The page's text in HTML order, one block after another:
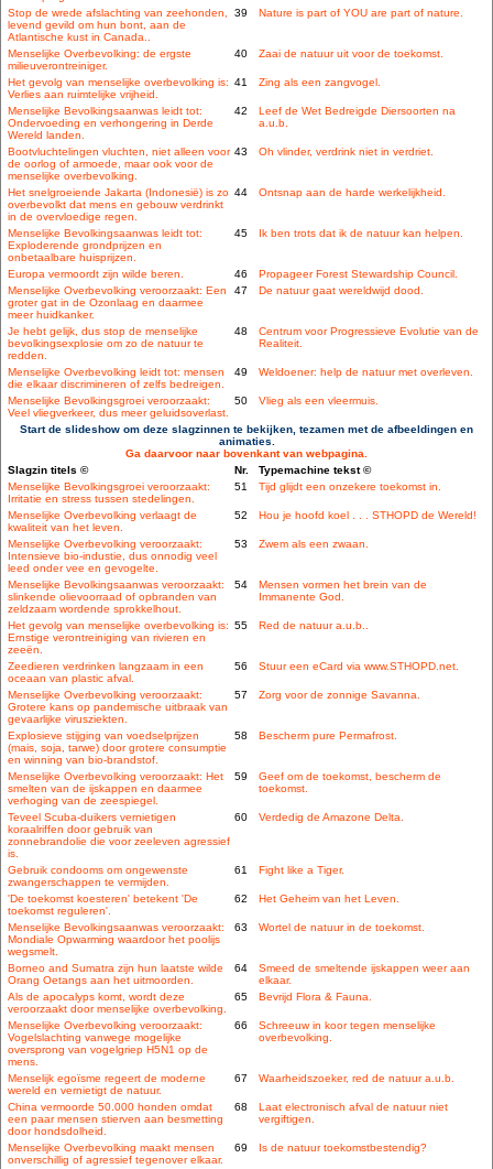
Stop de wrede afslachting van zeehonden,
levend gevild om hun bont, aan de
Atlantische kust in Canada..
39 Nature is part of YOU are part of nature.
Menselijke Overbevolking: de ergste
milieuverontreiniger.
40 Zaai de natuur uit voor de toekomst.
Het gevolg van menselijke overbevolking is:
Verlies aan ruimtelijke vrijheid.
41 Zing als een zangvogel.
Menselijke Bevolkingsaanwas leidt tot:
Ondervoeding en verhongering in Derde
Wereld landen.
42
Leef de Wet Bedreigde Diersoorten na
a.u.b.
Bootvluchtelingen vluchten, niet alleen voor
de oorlog of armoede, maar ook voor de
menselijke overbevolking.
43 Oh vlinder, verdrink niet in verdriet.
Het snelgroeiende Jakarta (Indonesië) is zo
overbevolkt dat mens en gebouw verdrinkt
in de overvloedige regen.
44 Ontsnap aan de harde werkelijkheid.
Menselijke Bevolkingsaanwas leidt tot:
Exploderende grondprijzen en
onbetaalbare huisprijzen.
45 Ik ben trots dat ik de natuur kan helpen.
Europa vermoordt zijn wilde beren. 46
Propageer Forest Stewardship Council.
Menselijke Overbevolking veroorzaakt: Een
groter gat in de Ozonlaag en daarmee
meer huidkanker.
47 De natuur gaat wereldwijd dood.
Je hebt gelijk, dus stop de menselijke
bevolkingsexplosie om zo de natuur te
redden.
48
Centrum voor Progressieve Evolutie van de
Realiteit.
Menselijke Overbevolking leidt tot: mensen
die elkaar discrimineren of zelfs bedreigen.
49 Weldoener: help de natuur met overleven.
Menselijke Bevolkingsgroei veroorzaakt:
Veel vliegverkeer, dus meer geluidsoverlast.
50 Vlieg als een vleermuis.
Start de slideshow om deze slagzinnen te bekijken, tezamen met de afbeeldingen en
animaties.
Ga daarvoor naar bovenkant van webpagina.
Slagzin titels ©
Nr.
Typemachine tekst ©
Menselijke Bevolkingsgroei veroorzaakt:
Irritatie en stress tussen stedelingen.
51 Tijd glijdt een onzekere toekomst in.
Menselijke Overbevolking verlaagt de
kwaliteit van het leven.
52 Hou je hoofd koel . . . STHOPD de Wereld!
Menselijke Overbevolking veroorzaakt:
Intensieve bio-industie, dus onnodig veel
leed onder vee en gevogelte.
53 Zwem als een zwaan.
Menselijke Bevolkingsaanwas veroorzaakt:
slinkende olievoorraad of opbranden van
zeldzaam wordende sprokkelhout.
54
Mensen vormen het brein van de
Immanente God.
Het gevolg van menselijke overbevolking is:
Ernstige verontreiniging van rivieren en
zeeën.
55 Red de natuur a.u.b..
Zeedieren verdrinken langzaam in een
oceaan van plastic afval.
56 Stuur een eCard via www.STHOPD.net.
Menselijke Overbevolking veroorzaakt:
Grotere kans op pandemische uitbraak van
gevaarlijke virusziekten.
57 Zorg voor de zonnige Savanna.
Explosieve stijging van voedselprijzen
(mais, soja, tarwe) door grotere consumptie
en winning van bio-brandstof.
58 Bescherm pure Permafrost.
Menselijke Overbevolking veroorzaakt: Het
smelten van de ijskappen en daarmee
verhoging van de zeespiegel.
59
Geef om de toekomst, bescherm de
toekomst.
Teveel Scuba-duikers vernietigen
koraalriffen door gebruik van
zonnebrandolie die voor zeeleven agressief
is.
60 Verdedig de Amazone Delta.
Gebruik condooms om ongewenste
zwangerschappen te vermijden.
61 Fight like a Tiger.
'De toekomst koesteren' betekent 'De
toekomst reguleren'.
62 Het Geheim van het Leven.
Menselijke Bevolkingsaanwas veroorzaakt:
Mondiale Opwarming waardoor het poolijs
wegsmelt.
63 Wortel de natuur in de toekomst.
Borneo and Sumatra zijn hun laatste wilde
Orang Oetangs aan het uitmoorden.
64
Smeed de smeltende ijskappen weer aan
elkaar.
Als de apocalyps komt, wordt deze
veroorzaakt door menselijke overbevolking.
65 Bevrijd Flora & Fauna.
Menselijke Overbevolking veroorzaakt:
Vogelslachting vanwege mogelijke
oversprong van vogelgriep H5N1 op de
mens.
66
Schreeuw in koor tegen menselijke
overbevolking.
Menselijk egoïsme regeert de moderne
wereld en vernietigt de natuur.
67 Waarheidszoeker, red de natuur a.u.b.
China vermoorde 50.000 honden omdat
een paar mensen stierven aan besmetting
door hondsdolheid.
68
Laat electronisch afval de natuur niet
vergiftigen.
Menselijke Overbevolking maakt mensen
onverschillig of agressief tegenover elkaar.
69 Is de natuur toekomstbestendig?